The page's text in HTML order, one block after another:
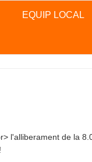
EQUIP LOCAL
l'alliberament de la